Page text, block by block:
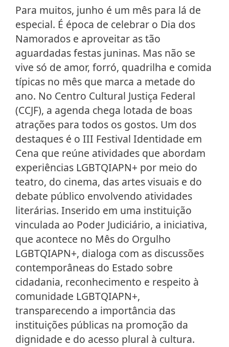
Para muitos, junho é um mês para lá de
especial. É época de celebrar o Dia dos
Namorados e aproveitar as tão
aguardadas festas juninas. Mas não se
vive só de amor, forró, quadrilha e comida
típicas no mês que marca a metade do
ano. No Centro Cultural Justiça Federal
(CCJF), a agenda chega lotada de boas
atrações para todos os gostos. Um dos
destaques é o III Festival Identidade em
Cena que reúne atividades que abordam
experiências LGBTQIAPN+ por meio do
teatro, do cinema, das artes visuais e do
debate público envolvendo atividades
literárias. Inserido em uma instituição
vinculada ao Poder Judiciário, a iniciativa,
que acontece no Mês do Orgulho
LGBTQIAPN+, dialoga com as discussões
contemporâneas do Estado sobre
cidadania, reconhecimento e respeito à
comunidade LGBTQIAPN+,
transparecendo a importância das
instituições públicas na promoção da
dignidade e do acesso plural à cultura.